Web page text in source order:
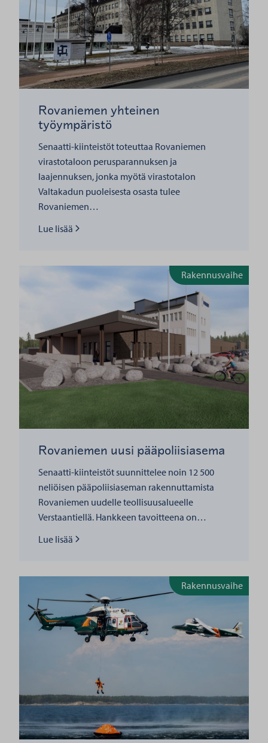
Rovaniemen yhteinen
työympäristö
Senaatti-kiinteistöt toteuttaa Rovaniemen
virastotaloon perusparannuksen ja
laajennuksen, jonka myötä virastotalon
Valtakadun puoleisesta osasta tulee
Rovaniemen…
Lue lisää
Rakennusvaihe
Rovaniemen uusi pääpoliisiasema
Senaatti-kiinteistöt suunnittelee noin 12 500
neliöisen pääpoliisiaseman rakennuttamista
Rovaniemen uudelle teollisuusalueelle
Verstaantiellä. Hankkeen tavoitteena on…
Lue lisää
Rakennusvaihe